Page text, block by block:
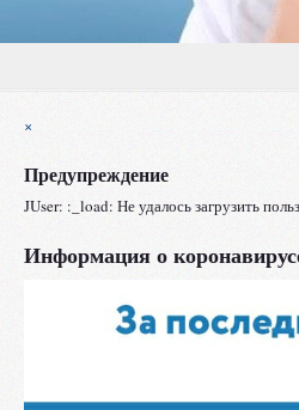
×
Предупреждение
JUser: :_load: Не удалось загрузить
Информация о